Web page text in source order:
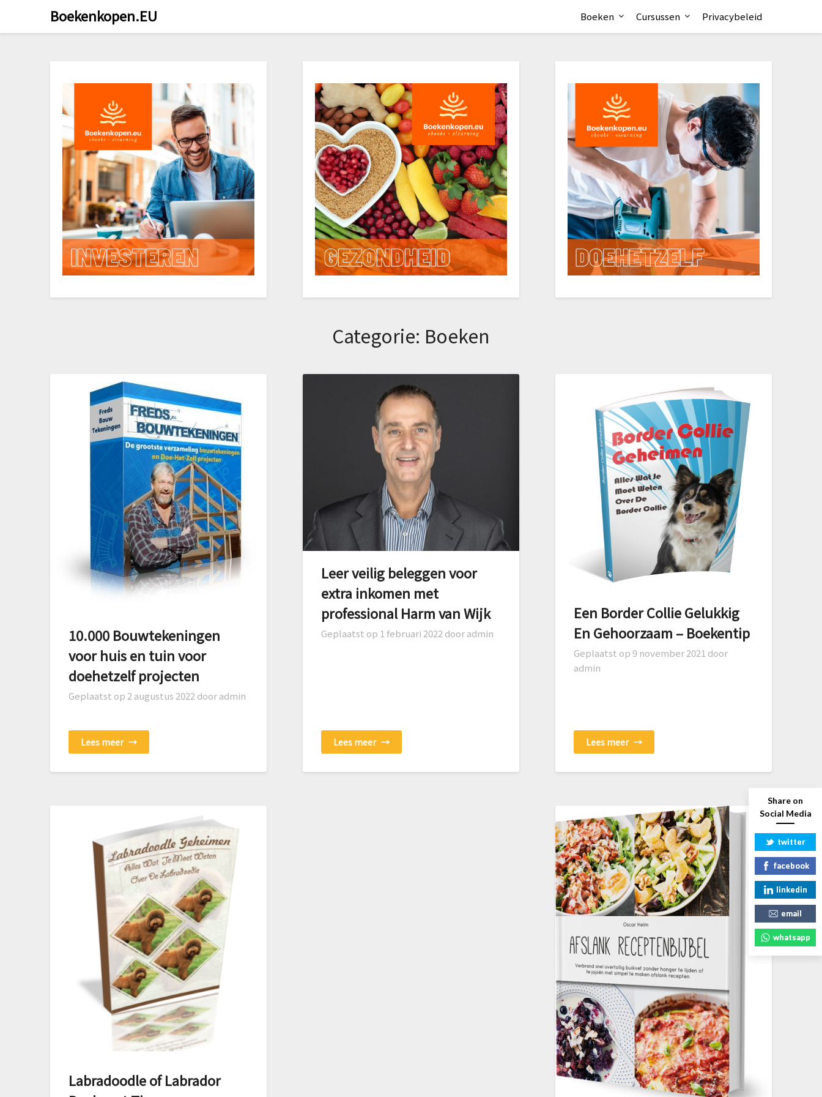
Boekenkopen.EU Boeken Cursussen Privacybeleid
Categorie: Boeken
10.000 Bouwtekeningen
voor huis en tuin voor
doehetzelf projecten
Geplaatst op 2 augustus 2022 door admin
Lees meer →
Leer veilig beleggen voor
extra inkomen met
professional Harm van Wijk
Geplaatst op 1 februari 2022door admin
Lees meer →
Een Border Collie Gelukkig
En Gehoorzaam – Boekentip
Geplaatst op9 november 2021 door
admin
Lees meer →
Labradoodle of Labrador
Share on
Social Media
twitter
facebook
linkedin
email
whatsapp